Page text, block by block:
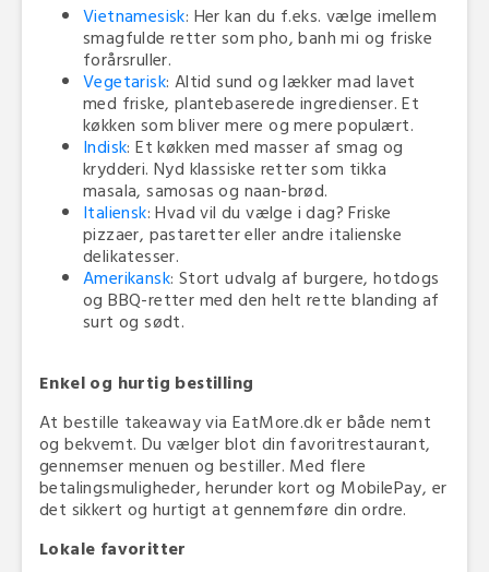
Vietnamesisk: Her kan du f.eks. vælge imellem
smagfulde retter som pho, banh mi og friske
forårsruller.
Vegetarisk: Altid sund og lækker mad lavet
med friske, plantebaserede ingredienser. Et
køkken som bliver mere og mere populært.
Indisk: Et køkken med masser af smag og
krydderi. Nyd klassiske retter som tikka
masala, samosas og naan-brød.
Italiensk: Hvad vil du vælge i dag? Friske
pizzaer, pastaretter eller andre italienske
delikatesser.
Amerikansk: Stort udvalg af burgere, hotdogs
og BBQ-retter med den helt rette blanding af
surt og sødt.
Enkel og hurtig bestilling
At bestille takeaway via EatMore.dk er både nemt
og bekvemt. Du vælger blot din favoritrestaurant,
gennemser menuen og bestiller. Med flere
betalingsmuligheder, herunder kort og MobilePay, er
det sikkert og hurtigt at gennemføre din ordre.
Lokale favoritter